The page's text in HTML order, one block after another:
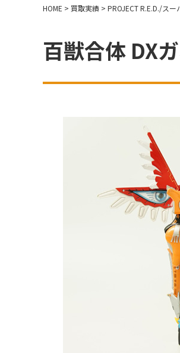
HOME > 買取実績 > PROJECT R.E.D./スー
百獣合体 DX